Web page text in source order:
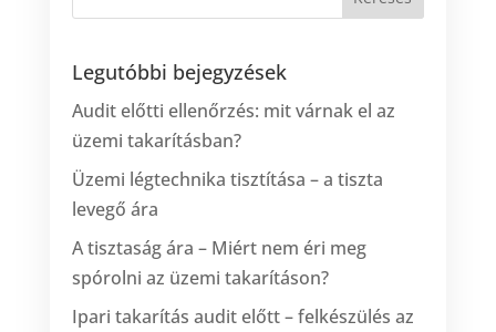
Legutóbbi bejegyzések
Audit előtti ellenőrzés: mit várnak el az
üzemi takarításban?
Üzemi légtechnika tisztítása – a tiszta
levegő ára
A tisztaság ára – Miért nem éri meg
spórolni az üzemi takarításon?
Ipari takarítás audit előtt – felkészülés az